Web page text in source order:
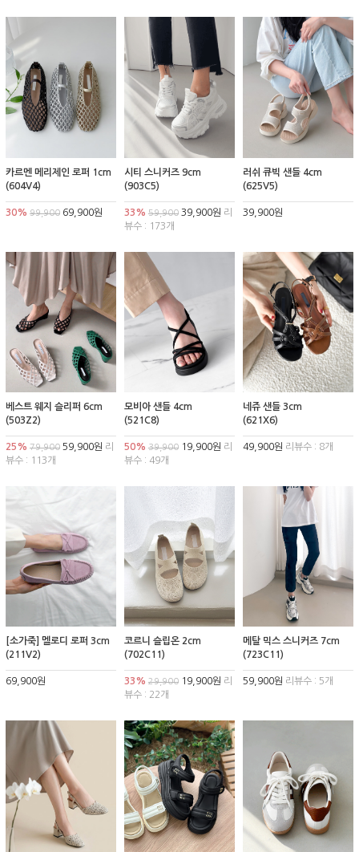
카르멘 메리제인 로퍼 1cm
(604V4)
30% 99,900 69,900원
시티 스니커즈 9cm
(903C5)
33% 59,90039,900원 리
뷰수 : 173개
러쉬 큐빅 샌들 4cm
(625V5)
39,900원
베스트 웨지 슬리퍼 6cm
(503Z2)
25% 79,900 59,900원 리
뷰수 : 113개
모비아 샌들 4cm
(521C8)
50% 39,90019,900원 리
뷰수 : 49개
네쥬 샌들 3cm
(621X6)
49,900원 리뷰수 : 8개
[소가죽] 멜로디 로퍼 3cm
(211V2)
69,900원
코르니 슬립온 2cm
(702C11)
33% 29,90019,900원 리
뷰수 : 22개
메탈 믹스 스니커즈 7cm
(723C11)
59,900원 리뷰수 : 5개